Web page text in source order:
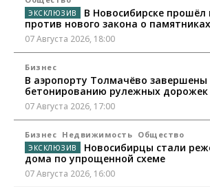
В Новосибирске прошёл
против нового закона о памятниках
07 Августа 2026, 18:00
Бизнес
В аэропорту Толмачёво
бетонированию рулежных дорожек
07 Августа 2026, 17:00
Бизнес Недвижимость Общество
Новосибирцы стали
дома по упрощенной схеме
07 Августа 2026, 16:00